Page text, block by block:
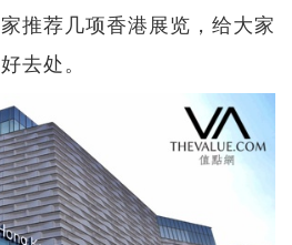
推荐几项香港展览，给大家
去处。